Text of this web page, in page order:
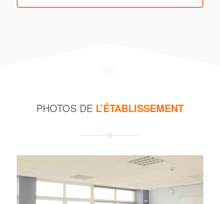
PHOTOS DE L’ÉTABLISSEMENT